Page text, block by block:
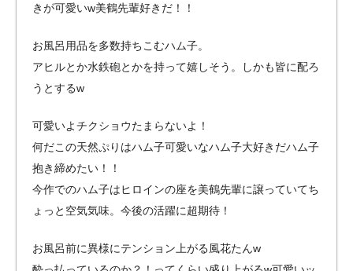
きが可愛いw美鶴先輩好きだ！！
お風呂用品を多数持ちこむハム子。
アヒルとか水鉄砲とかを持って嬉しそう。しかも皆に配ろ
うとするw
可愛いよチクショウたまらないよ！
何だこの天然ぷりはハム子可愛いなハム子大好きだハム子
抱き締めたい！！
今作でのハム子はヒロインの座を美鶴先輩に譲っていてち
ょっと空気気味。今後の活躍に超期待！
お風呂前に異様にテンション上がる風花たんw